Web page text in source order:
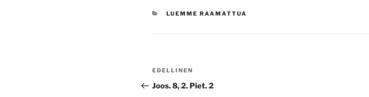
KATEGORIAT
LUEMME RAAMATTUA
Artikkelien
selaus
Edellinen
artikkeli
EDELLINEN
Joos. 8, 2. Piet. 2